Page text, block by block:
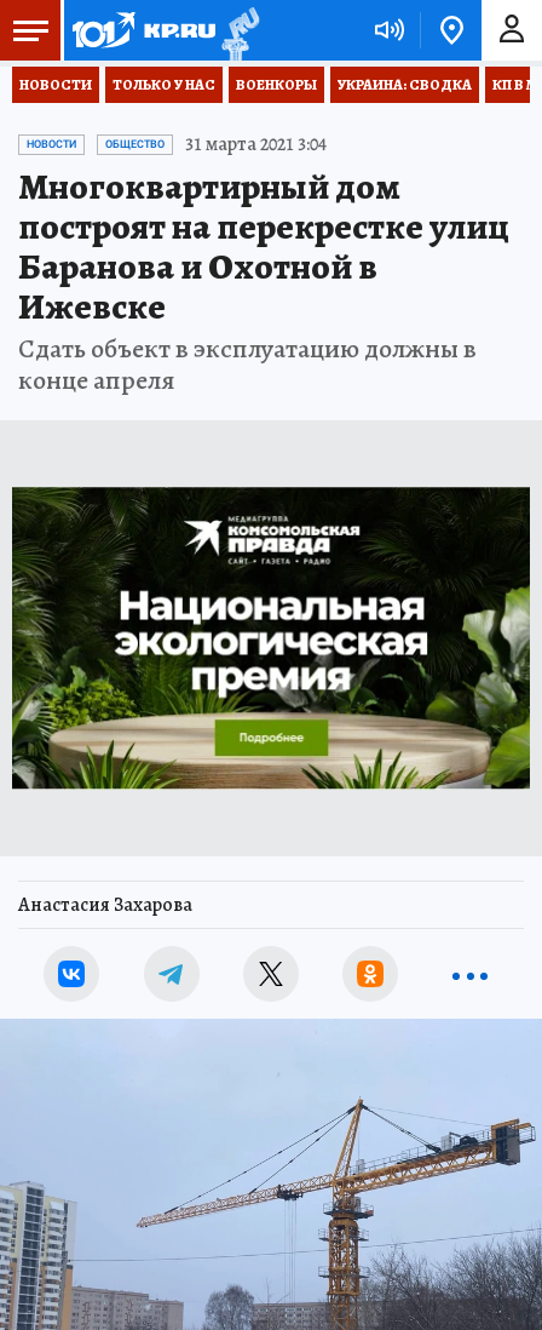
НОВОСТИ ТОЛЬКО У НАС ВОЕНКОРЫ УКРАИНА: СВОДКА КП В
НОВОСТИ ОБЩЕСТВО 31 марта 2021 3:04
Многоквартирный дом
построят на перекрестке улиц
Баранова и Охотной в
Ижевске
Сдать объект в эксплуатацию должны в
конце апреля
Анастасия Захарова